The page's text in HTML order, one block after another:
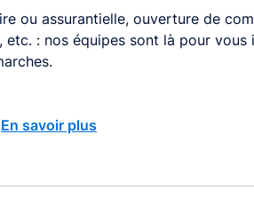
ou assurantielle, ouverture de
: nos équipes sont là pour vous
En savoir plus